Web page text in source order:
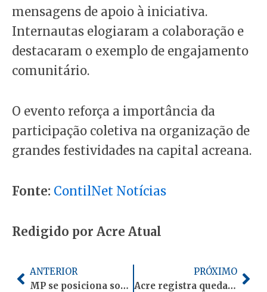
mensagens de apoio à iniciativa.
Internautas elogiaram a colaboração e
destacaram o exemplo de engajamento
comunitário.
O evento reforça a importância da
participação coletiva na organização de
grandes festividades na capital acreana.
Fonte: ContilNet Notícias
Redigido por Acre Atual
Anterior
ANTERIOR
MP se posiciona sobre denúncias de violência sexual durante o Carnaval: “A culpa jamais é da vítima”
PRÓXIMO
Acre registra queda no número de beneficiários do Bolsa Família e do Auxílio Gás